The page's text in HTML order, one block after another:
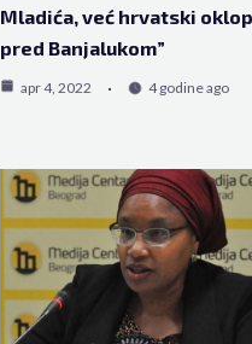
Mladića, već hrvatski oklop
pred Banjalukom”
apr 4, 2022 4 godine ago